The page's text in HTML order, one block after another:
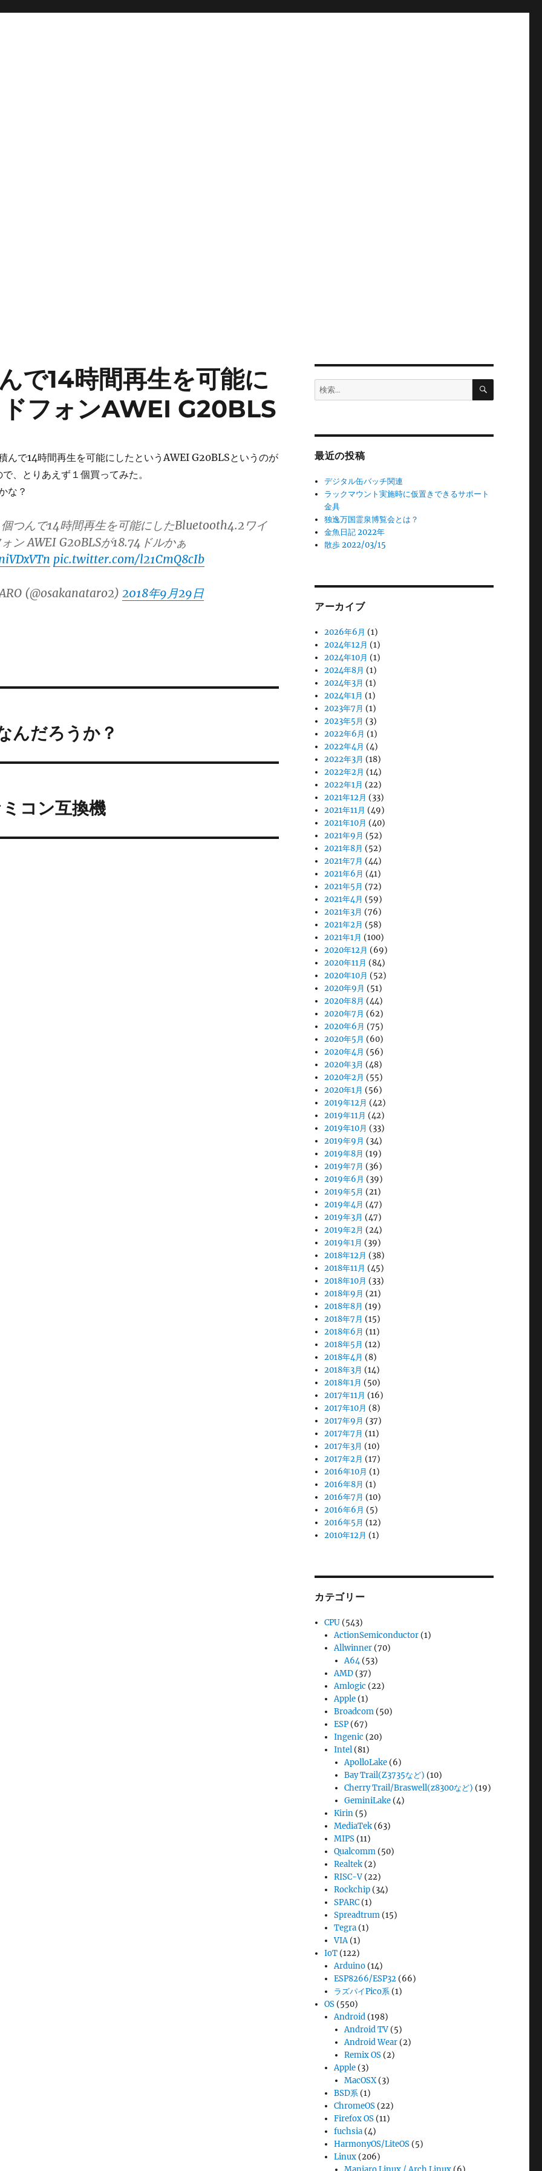
で14時間再生を可能に
フォンAWEI G20BLS
んで14時間再生を可能にしたというAWEI G20BLSというのが
、とりあえず１個買ってみた。
な？
つんで14時間再生を可能にしたBluetooth4.2ワイ
ン AWEI G20BLSが18.74ドルかぁ
pic.twitter.com/l21CmQ8cIb
(@osakanataro2) 2018年9月29日
んだろうか？
コン互換機
検
索:
検
最近の投稿
デジタル缶バッチ関連
ラックマウント実施時に仮置きできるサポート
金具
独逸万国霊泉博覧会とは？
金魚日記 2022年
散歩 2022/03/15
アーカイブ
2026年6月 (1)
2024年12月 (1)
2024年10月 (1)
2024年8月 (1)
2024年3月 (1)
2024年1月 (1)
2023年7月 (1)
2023年5月 (3)
2022年6月 (1)
2022年4月 (4)
2022年3月 (18)
2022年2月 (14)
2022年1月 (22)
2021年12月 (33)
2021年11月 (49)
2021年10月 (40)
2021年9月 (52)
2021年8月 (52)
2021年7月 (44)
2021年6月 (41)
2021年5月 (72)
2021年4月 (59)
2021年3月 (76)
2021年2月 (58)
2021年1月 (100)
2020年12月 (69)
2020年11月 (84)
2020年10月 (52)
2020年9月 (51)
2020年8月 (44)
2020年7月 (62)
2020年6月 (75)
2020年5月 (60)
2020年4月 (56)
2020年3月 (48)
2020年2月 (55)
2020年1月 (56)
2019年12月 (42)
2019年11月 (42)
2019年10月 (33)
2019年9月 (34)
2019年8月 (19)
2019年7月 (36)
2019年6月 (39)
2019年5月 (21)
2019年4月 (47)
2019年3月 (47)
2019年2月 (24)
2019年1月 (39)
2018年12月 (38)
2018年11月 (45)
2018年10月 (33)
2018年9月 (21)
2018年8月 (19)
2018年7月 (15)
2018年6月 (11)
2018年5月 (12)
2018年4月 (8)
2018年3月 (14)
2018年1月 (50)
2017年11月 (16)
2017年10月 (8)
2017年9月 (37)
2017年7月 (11)
2017年3月 (10)
2017年2月 (17)
2016年10月 (1)
2016年8月 (1)
2016年7月 (10)
2016年6月 (5)
2016年5月 (12)
2010年12月 (1)
カテゴリー
CPU (543)
ActionSemiconductor (1)
Allwinner (70)
A64(53)
AMD (37)
Amlogic (22)
Apple (1)
Broadcom (50)
ESP (67)
Ingenic (20)
Intel (81)
ApolloLake(6)
Bay Trail(Z3735など) (10)
Cherry Trail/Braswell(z8300など) (19)
GeminiLake(4)
Kirin (5)
MediaTek (63)
MIPS (11)
Qualcomm (50)
Realtek (2)
RISC-V (22)
Rockchip (34)
SPARC (1)
Spreadtrum (15)
Tegra (1)
VIA(1)
IoT (122)
Arduino (14)
ESP8266/ESP32 (66)
ラズパイPico系 (1)
OS (550)
Android (198)
Android TV(5)
Android Wear(2)
Remix OS(2)
Apple (3)
MacOSX(3)
BSD系 (1)
ChromeOS (22)
Firefox OS (11)
fuchsia (4)
HarmonyOS/LiteOS (5)
Linux (206)